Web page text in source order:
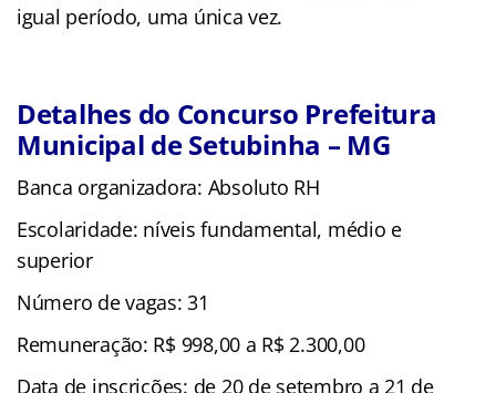
igual período, uma única vez.
Detalhes do Concurso Prefeitura
Municipal de Setubinha – MG
Banca organizadora: Absoluto RH
Escolaridade: níveis fundamental, médio e
superior
Número de vagas: 31
Remuneração: R$ 998,00 a R$ 2.300,00
Data de inscrições: de 20 de setembro a 21 de